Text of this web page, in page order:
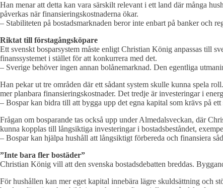
Han menar att detta kan vara särskilt relevant i ett land där många
påverkas när finansieringskostnaderna ökar.
– Stabiliteten på bostadsmarknaden beror inte enbart på banker och
Riktat till förstagångsköpare
Ett svenskt bosparsystem måste enligt Christian König anpassas till
finanssystemet i stället för att konkurrera med det.
– Sverige behöver ingen annan bolånemarknad. Den egentliga
Han pekar ut tre områden där ett sådant system skulle kunna spela
mer planbara finansieringskostnader. Det tredje är investeringar i
– Bospar kan bidra till att bygga upp det egna kapital som krävs på
Frågan om bosparande tas också upp under Almedalsveckan, där
kunna kopplas till långsiktiga investeringar i bostadsbeståndet,
– Bospar kan hjälpa hushåll att långsiktigt förbereda och finansiera
”Inte bara fler bostäder”
Christian König vill att den svenska bostadsdebatten breddas.
För hushållen kan mer eget kapital innebära lägre skuldsättning och